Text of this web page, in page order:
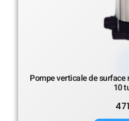
Pompe verticale de
10